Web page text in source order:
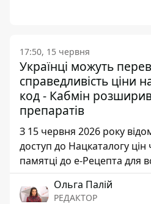
17:50, 15 червня
Українці можуть
справедливість ціни
код - Кабмін
препаратів
З 15 червня 2026 року
доступ до Нацкаталогу цін
памятці до е-Рецепта для
Ольга Палій
РЕДАКТОР